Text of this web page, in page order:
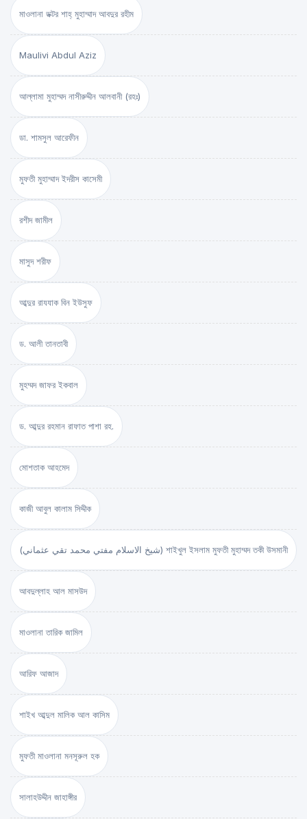
মাওলানা ডক্টর শাহ্‌ মুহাম্মাদ আবদুর রহীম
Maulivi Abdul Aziz
আল্লামা মুহাম্মদ নাসীরুদ্দীন আলবানী (রহঃ)
ডা. শামসুল আরেফীন
মুফতী মুহাম্মাদ ইদরীস কাসেমী
রশীদ জামীল
মাসুদ শরীফ
আব্দুর রাযযাক বিন ইউসুফ
ড. আলী তানতাবী
মুহম্মদ জাফর ইকবাল
ড. আব্দুর রহমান রাফাত পাশা রহ.
মোশতাক আহমেদ
কাজী আবুল কালাম সিদ্দীক
(شيخ الاسلام مفتي محمد تقي عثماني) শাইখুল ইসলাম মুফতী মুহাম্মদ তকী উসমানী
আবদুল্লাহ আল মাসউদ
মাওলানা তারিক জামিল
আরিফ আজাদ
শাইখ আব্দুল মালিক আল কাসিম
মুফতী মাওলানা মনসূরুল হক
সালাহউদ্দীন জাহাঙ্গীর